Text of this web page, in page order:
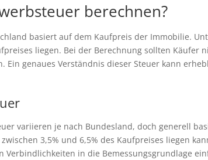
berechnen?
basiert auf dem Kaufpreis der Immobilie.
liegen. Bei der Berechnung sollten
Ein genaues Verständnis dieser Steuer kann
variieren je nach Bundesland, doch generell
3,5% und 6,5% des Kaufpreises liegen
in die Bemessungsgrundlage